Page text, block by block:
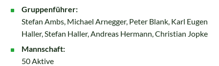
Gruppenführer:
Stefan Ambs, Michael Arnegger, Peter Blank, Karl Eugen
Haller, Stefan Haller, Andreas Hermann, Christian Jopke
Mannschaft:
50 Aktive